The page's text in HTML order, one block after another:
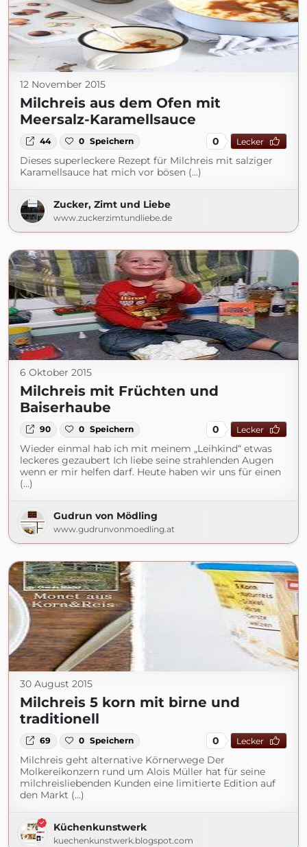
12 November 2015
Milchreis aus dem Ofen mit
Meersalz-Karamellsauce
44 0 Speichern 0 Lecker
Dieses superleckere Rezept für Milchreis mit salziger
Karamellsauce hat mich vor bösen (...)
Zucker, Zimt und Liebe
www.zuckerzimtundliebe.de
6 Oktober 2015
Milchreis mit Früchten und
Baiserhaube
90 0 Speichern 0 Lecker
Wieder einmal hab ich mit meinem „Leihkind“ etwas
leckeres gezaubert Ich liebe seine strahlenden Augen
wenn er mir helfen darf. Heute haben wir uns für einen
(...)
Gudrun von Mödling
www.gudrunvonmoedling.at
30 August 2015
Milchreis 5 korn mit birne und
traditionell
69 0 Speichern 0 Lecker
Milchreis geht alternative Körnerwege Der
Molkereikonzern rund um Alois Müller hat für seine
milchreisliebenden Kunden eine limitierte Edition auf
den Markt (...)
Küchenkunstwerk
kuechenkunstwerk.blogspot.com